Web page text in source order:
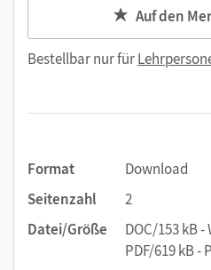
Auf den
Bestellbar nur für
Format
Download
Seitenzahl
2
Datei/Größe
DOC/153 kB
PDF/619 kB -